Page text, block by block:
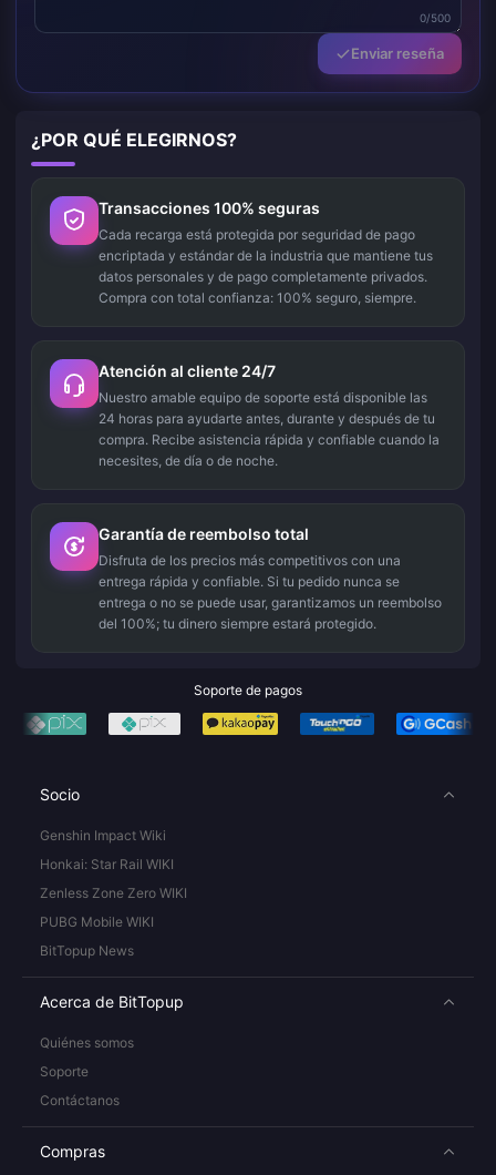
0/500
Enviar reseña
¿POR QUÉ ELEGIRNOS?
Transacciones 100% seguras
Cada recarga está protegida por seguridad de pago
encriptada y estándar de la industria que mantiene tus
datos personales y de pago completamente privados.
Compra con total confianza: 100% seguro, siempre.
Atención al cliente 24/7
Nuestro amable equipo de soporte está disponible las
24 horas para ayudarte antes, durante y después de tu
compra. Recibe asistencia rápida y confiable cuando la
necesites, de día o de noche.
Garantía de reembolso total
Disfruta de los precios más competitivos con una
entrega rápida y confiable. Si tu pedido nunca se
entrega o no se puede usar, garantizamos un reembolso
del 100%; tu dinero siempre estará protegido.
Soporte de pagos
Socio
Genshin Impact Wiki
Honkai: Star Rail WIKI
Zenless Zone Zero WIKI
PUBG Mobile WIKI
BitTopup News
Acerca de BitTopup
Quiénes somos
Soporte
Contáctanos
Compras